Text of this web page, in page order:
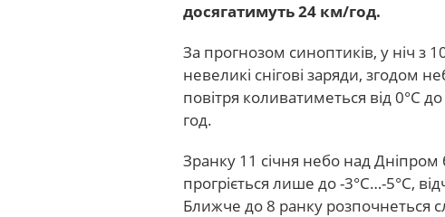
досягатимуть 24 км/год.
За прогнозом синоптиків, у ніч з
невеликі снігові заряди, згодом
повітря коливатиметься від 0°C
год.
Зранку 11 січня небо над
прогріється лише до -3°C…-5°C,
Ближче до 8 ранку розпочнеться